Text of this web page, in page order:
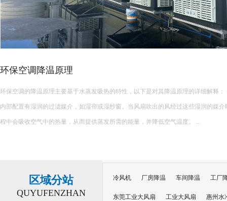
厂房降温想省电，别再乱装…
很多工厂降温陷入误区：夏天热了就加装风扇、堆砌普通空调，看似设备齐全，
越高，设备闲置浪费、投入打水漂。不同车间工况不同，盲目跟风安装设备，不仅
加企业运营负担。 &nb...
区域分站
QUYUFENZHAN
冷风机 厂房降温 车间降温 工厂
东莞工业大风扇 工业大风扇 惠州水